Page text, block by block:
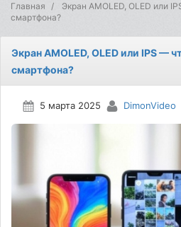
Главная
Экран AMOLED, OLED или
смартфона?
Экран AMOLED, OLED или IPS —
смартфона?
5 марта 2025 DimonVideo